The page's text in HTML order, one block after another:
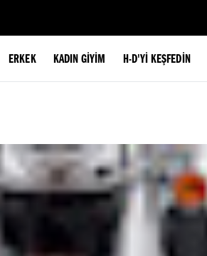
ERKEK KADIN GIYIM H-D'YI KEŞFEDIN